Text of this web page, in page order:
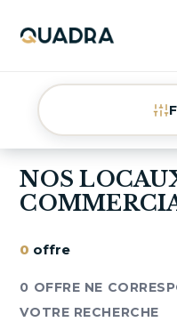
NOS
0 offre
0 OFFRE NE
VOTRE RECHERCHE